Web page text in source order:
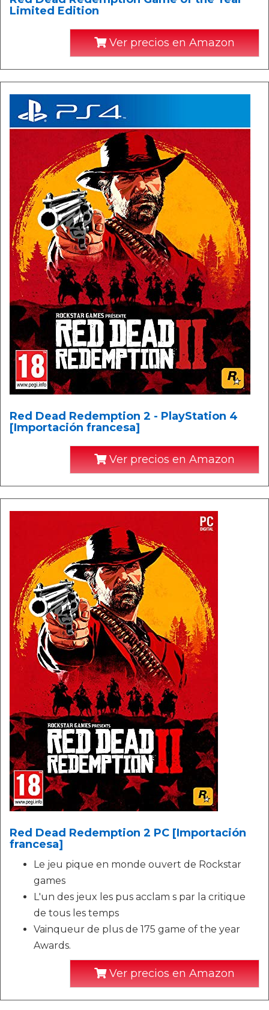
Limited Edition
Ver precios en Amazon
Red Dead Redemption 2 - PlayStation 4
[Importación francesa]
Ver precios en Amazon
Red Dead Redemption 2 PC [Importación
francesa]
Le jeu pique en monde ouvert de Rockstar
games
L'un des jeux les pus acclam s par la critique
de tous les temps
Vainqueur de plus de 175 game of the year
Awards.
Ver precios en Amazon